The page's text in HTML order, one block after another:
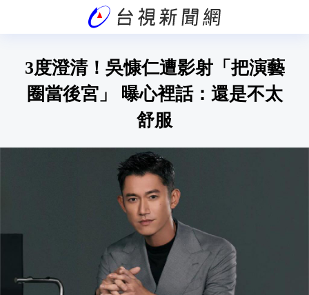
3度澄清！吳慷仁遭影射「把演藝
圈當後宮」 曝心裡話：還是不太
舒服